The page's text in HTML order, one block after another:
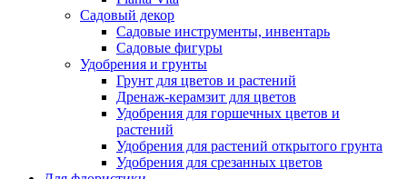
Садовый декор
Садовые инструменты, инвентарь
Садовые фигуры
Удобрения и грунты
Грунт для цветов и растений
Дренаж-керамзит для цветов
Удобрения для горшечных цветов и
растений
Удобрения для растений открытого грунта
Удобрения для срезанных цветов